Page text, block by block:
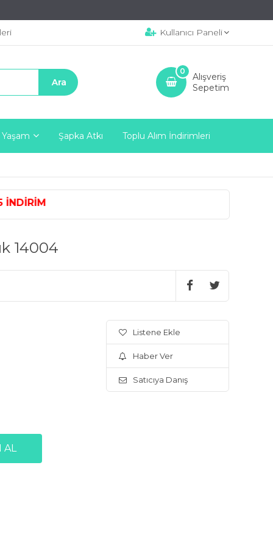
Kullanıcı Paneli
Alışveriş
Sepetim
0
Yaşam Şapka Atkı Toplu Alım İndirimleri
14004
Listene Ekle
Haber Ver
Satıcıya Danış